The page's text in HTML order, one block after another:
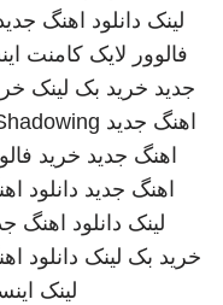
لینک دانلود اهنگ
فالوور لایک کامنت
جدید خرید بک لینک
اهنگ جدید
اهنگ جدید خرید
اهنگ جدید دانلود
لینک دانلود اهنگ
خرید بک لینک دانلود
لینک